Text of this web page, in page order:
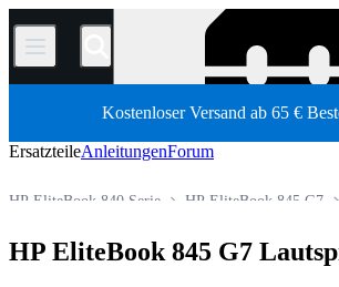
/
Kostenloser Versand ab 65 €
ErsatzteileAnleitungenForum
HP EliteBook 845 G7
HP EliteBook 840 Serie
PC Laptop
Laptop und Desktop PCs
Shop
HP EliteBook 845 G7